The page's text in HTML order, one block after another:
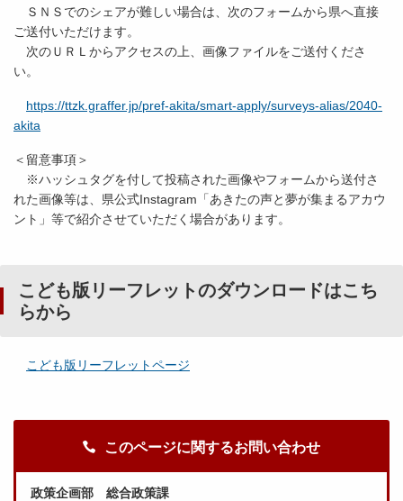
ＳＮＳでのシェアが難しい場合は、次のフォームから県へ直接
ご送付いただけます。
次のＵＲＬからアクセスの上、画像ファイルをご送付くださ
い。
https://ttzk.graffer.jp/pref-akita/smart-apply/surveys-alias/2040-
akita
＜留意事項＞
※ハッシュタグを付して投稿された画像やフォームから送付さ
れた画像等は、県公式Instagram「あきたの声と夢が集まるアカウ
ント」等で紹介させていただく場合があります。
こども版リーフレットのダウンロードはこち
らから
こども版リーフレットページ
このページに関するお問い合わせ
政策企画部 総合政策課